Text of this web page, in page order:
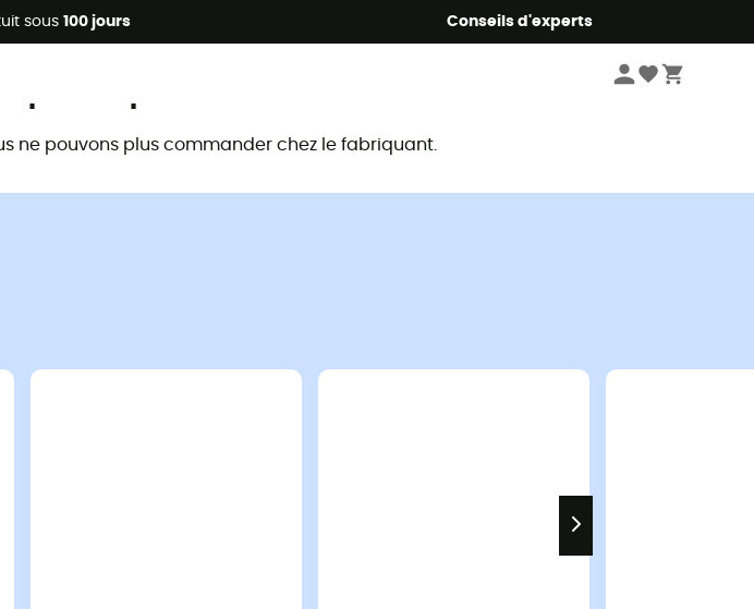
sous 100 jours Conseils d'experts
dès 2 produits* code Summer5
ne pouvons plus commander chez le fabriquant.